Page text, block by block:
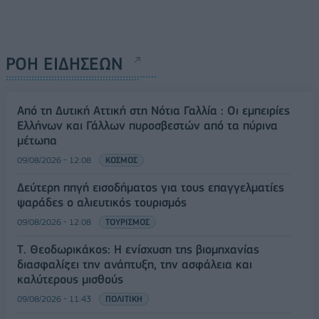
ΡΟΗ ΕΙΔΗΣΕΩΝ
Από τη Δυτική Αττική στη Νότια Γαλλία : Οι εμπειρίες
Ελλήνων και Γάλλων πυροσβεστών από τα πύρινα
μέτωπα
09/08/2026 - 12:08 ΚΟΣΜΟΣ
Δεύτερη πηγή εισοδήματος για τους επαγγελματίες
ψαράδες ο αλιευτικός τουρισμός
09/08/2026 - 12:08 ΤΟΥΡΙΣΜΟΣ
Τ. Θεοδωρικάκος: Η ενίσχυση της βιομηχανίας
διασφαλίζει την ανάπτυξη, την ασφάλεια και
καλύτερους μισθούς
09/08/2026 - 11:43 ΠΟΛΙΤΙΚΗ